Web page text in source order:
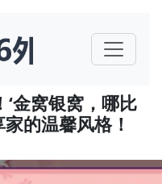
金窝银窝，哪比
的温馨风格！